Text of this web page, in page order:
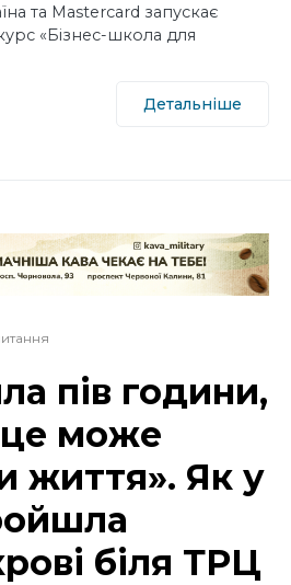
та Mastercard запускає
«Бізнес-школа для
Детальніше
пів години,
може
життя». Як у
біля ТРЦ